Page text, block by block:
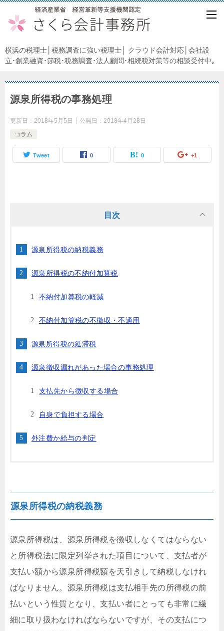
横浜の税理士│税務調査に強い税理士│ クラウド会計対応│会社設
立･創業融資･節税･税務調査･法人顧問･相続税対策等の相談受付中｡
源泉所得税の事務処理
更新日： 2018年5月5日 公開日： 2018年4月28日
コラム
Tweet 0 0 +1
目次
源泉所得税の納税義務
源泉所得税の不納付加算税
不納付加算税の軽減
不納付加算税の不徴収・不適用
源泉所得税の延滞税
源泉徴収漏れがあった場合の事務処理
支払先から徴収する場合
自身で負担する場合
外注費か給与の判定
源泉所得税の納税義務
源泉所得税は、源泉所得税を徴収しなくてはならない
と所得税法に限定列挙された項目について、支払者が
支払い額から源泉所得税額を天引きして納税しなけれ
ばなりません。源泉所得税は支払相手先の所得税の前
払いという性質となり、支払い者にとっても非常に繊
細に取り扱わなければならないですが、その支払につ